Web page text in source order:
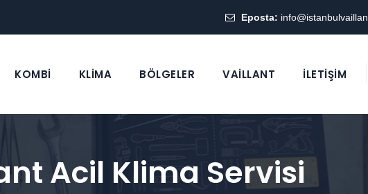
Eposta:
KOMBİ KLİMA BÖLGELER VAİLLANT İLETIŞIM
Acil Klima Servisi